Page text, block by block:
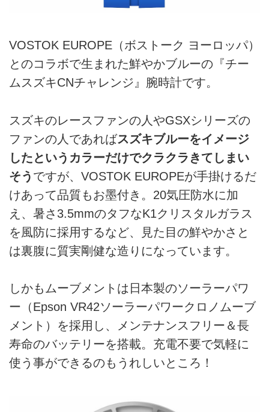
VOSTOK EUROPE（ボストーク ヨーロッパ）
とのコラボで生まれた鮮やかブルーの『チー
ムスズキCNチャレンジ』腕時計です。
スズキのレースファンの人やGSXシリーズの
ファンの人であればスズキブルーをイメージ
したというカラーだけでクラクラきてしまい
そう ですが、VOSTOK EUROPEが手掛けるだ
けあって品質もお墨付き。20気圧防水に加
え、暑さ3.5mmのタフなK1クリスタルガラス
を風防に採用するなど、見た目の鮮やかさと
は裏腹に質実剛健な造りになっています。
しかもムーブメントは日本製のソーラーパワ
ー（Epson VR42ソーラーパワークロノムーブ
メント）を採用し、メンテナンスフリー＆長
寿命のバッテリーを搭載。充電不要で気軽に
使う事ができるのもうれしいところ！